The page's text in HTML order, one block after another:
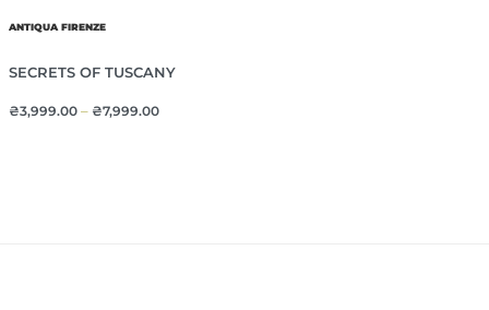
ANTIQUA FIRENZE
SECRETS OF TUSCANY
₴3,999.00– ₴7,999.00